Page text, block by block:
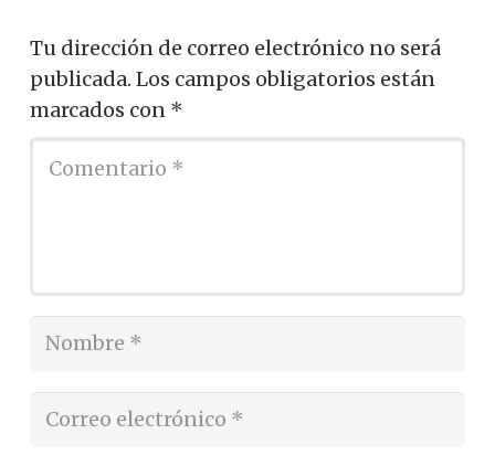
Tu dirección de correo electrónico no será
publicada. Los campos obligatorios están
marcados con *